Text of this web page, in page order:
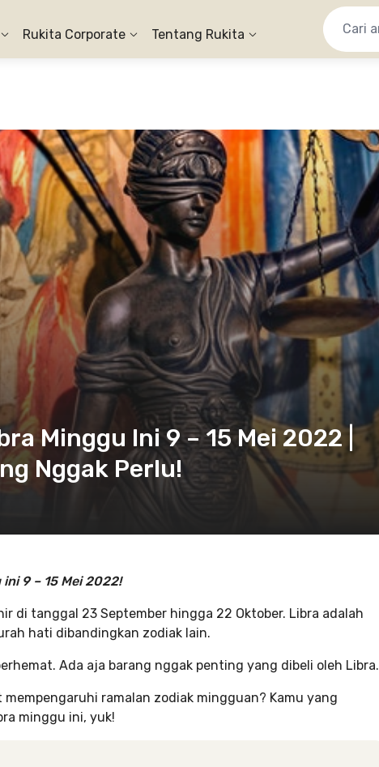
Rukita Corporate Tentang Rukita
Minggu Ini 9 – 15 Mei 2022 |
Nggak Perlu!
9 – 15 Mei 2022!
di tanggal 23 September hingga 22 Oktober. Libra adalah
hati dibandingkan zodiak lain.
Ada aja barang nggak penting yang dibeli oleh Libra.
ramalan zodiak mingguan? Kamu yang
minggu ini, yuk!